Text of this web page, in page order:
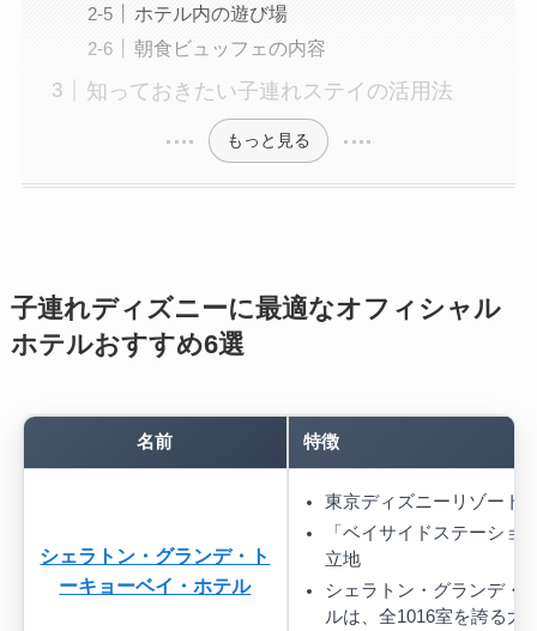
ホテル内の遊び場
朝食ビュッフェの内容
知っておきたい子連れステイの活用法
もっと見る
子連れディズニーに最適なオフィシャル
ホテルおすすめ6選
名前 特徴
シェラトン・グランデ・ト
ーキョーベイ・ホテル
東京ディズニーリゾート
「ベイサイドステーショ
立地
シェラトン・グランデ・
ルは、全1016室を誇る大